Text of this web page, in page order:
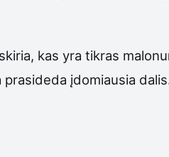
kas yra tikras
įdomiausia